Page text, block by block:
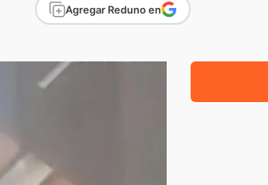
Agregar Reduno en